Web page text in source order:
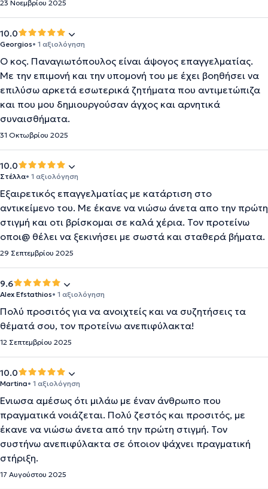
23 Νοεμβρίου 2025
10.0
Georgios• 1 αξιολόγηση
Ο κος. Παναγιωτόπουλος είναι άψογος επαγγελματίας.
Με την επιμονή και την υπομονή του με έχει βοηθήσει να
επιλύσω αρκετά εσωτερικά ζητήματα που αντιμετώπιζα
και που μου δημιουργούσαν άγχος και αρνητικά
συναισθήματα.
31 Οκτωβρίου 2025
10.0
Στέλλα• 1 αξιολόγηση
Εξαιρετικός επαγγελματίας με κατάρτιση στο
αντικείμενο του. Με έκανε να νιώσω άνετα απο την πρώτη
στιγμή και οτι βρίσκομαι σε καλά χέρια. Τον προτείνω
οποι@ θέλει να ξεκινήσει με σωστά και σταθερά βήματα.
29 Σεπτεμβρίου 2025
9.6
Alex Efstathios• 1 αξιολόγηση
Πολύ προσιτός για να ανοιχτείς και να συζητήσεις τα
θέματά σου, τον προτείνω ανεπιφύλακτα!
12 Σεπτεμβρίου 2025
10.0
Martina• 1 αξιολόγηση
Ένιωσα αμέσως ότι μιλάω με έναν άνθρωπο που
πραγματικά νοιάζεται. Πολύ ζεστός και προσιτός, με
έκανε να νιώσω άνετα από την πρώτη στιγμή. Τον
συστήνω ανεπιφύλακτα σε όποιον ψάχνει πραγματική
στήριξη.
17 Αυγούστου 2025